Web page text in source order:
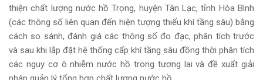
thiện chất lượng nước hồ Trọng, huyện Tân Lạc, tỉnh Hòa Bình
(các thông số liên quan đến hiện tượng thiếu khí tầng sâu) bằng
cách so sánh, đánh giá các thông số đo đạc, phân tích trước
và sau khi lắp đặt hệ thống cấp khí tầng sâu đồng thời phân tích
các nguy cơ ô nhiễm nước hồ trong tương lai và đềxuất giải